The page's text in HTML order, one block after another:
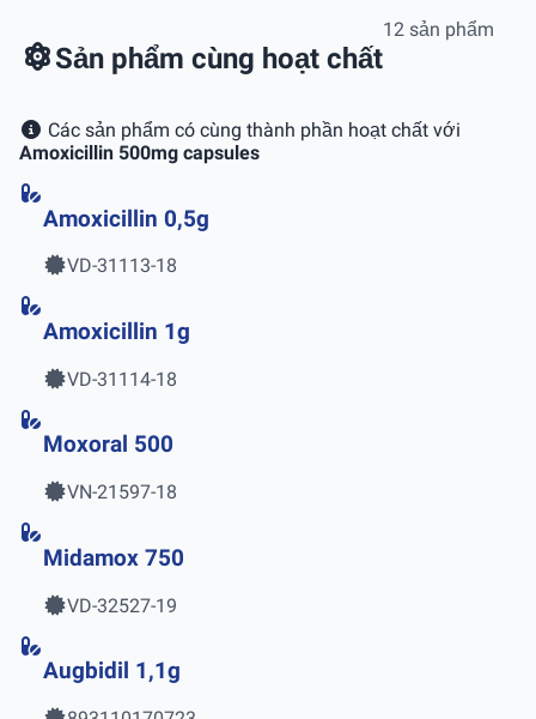
Sản phẩm cùng hoạt chất
12 sản phẩm
Các sản phẩm có cùng thành phần hoạt chất với
Amoxicillin 500mg capsules
Amoxicillin 0,5g
VD-31113-18
Amoxicillin 1g
VD-31114-18
Moxoral 500
VN-21597-18
Midamox 750
VD-32527-19
Augbidil 1,1g